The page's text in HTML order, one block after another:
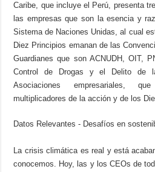
Caribe, que incluye el Perú, presenta
las empresas que son la esencia y
Sistema de Naciones Unidas, al cual
Diez Principios emanan de las
Guardianes que son ACNUDH, OIT,
Control de Drogas y el Delito de
Asociaciones empresariales,
multiplicadores de la acción y de los
Datos Relevantes - Desafíos en
La crisis climática es real y está
conocemos. Hoy, las y los CEOs de